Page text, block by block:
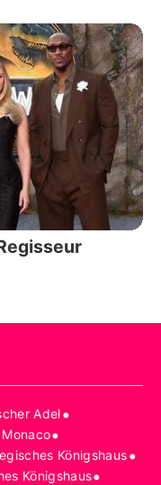
Adel•
•
Königshaus•
Königshaus•